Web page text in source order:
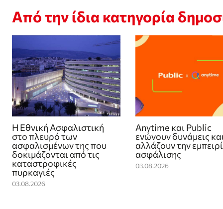
Από την ίδια κατηγορία
Η Εθνική Ασφαλιστική
στο πλευρό των
ασφαλισμένων της που
δοκιμάζονται από τις
καταστροφικές
πυρκαγιές
03.08.2026
Anytime και Public
ενώνουν δυνάμεις
αλλάζουν την
ασφάλισης
03.08.2026